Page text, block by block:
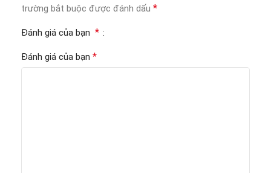
trường bắt buộc được đánh dấu *
Đánh giá của bạn *
Đánh giá của bạn *